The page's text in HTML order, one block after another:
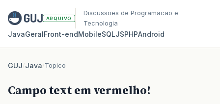
ARQUIVO
Discussoes de Programacao e
Tecnologia
JavaGeralFront‑endMobileSQLJSPHPAndroid
GUJ/Java/Topico
Campo text em vermelho!